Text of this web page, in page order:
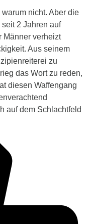
nicht. Aber die
2 Jahren auf
Männer verheizt
Aus seinem
zu
das Wort zu reden,
diesen Waffengang
auf dem Schlachtfeld